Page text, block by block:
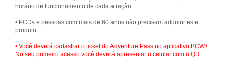
horário de funcionamento de cada atração.
• PCDs e pessoas com mais de 60 anos não precisam adquirir este
produto.
• Você deverá cadastrar o ticket do Adventure Pass no aplicativo BCW+.
No seu primeiro acesso você deverá apresentar o celular com o QR